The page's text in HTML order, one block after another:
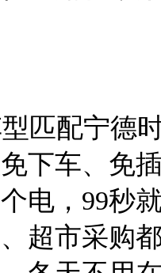
匹配宁德
下车、免
电， 99秒
超市采购